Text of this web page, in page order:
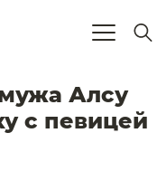
Алсу
с певицей